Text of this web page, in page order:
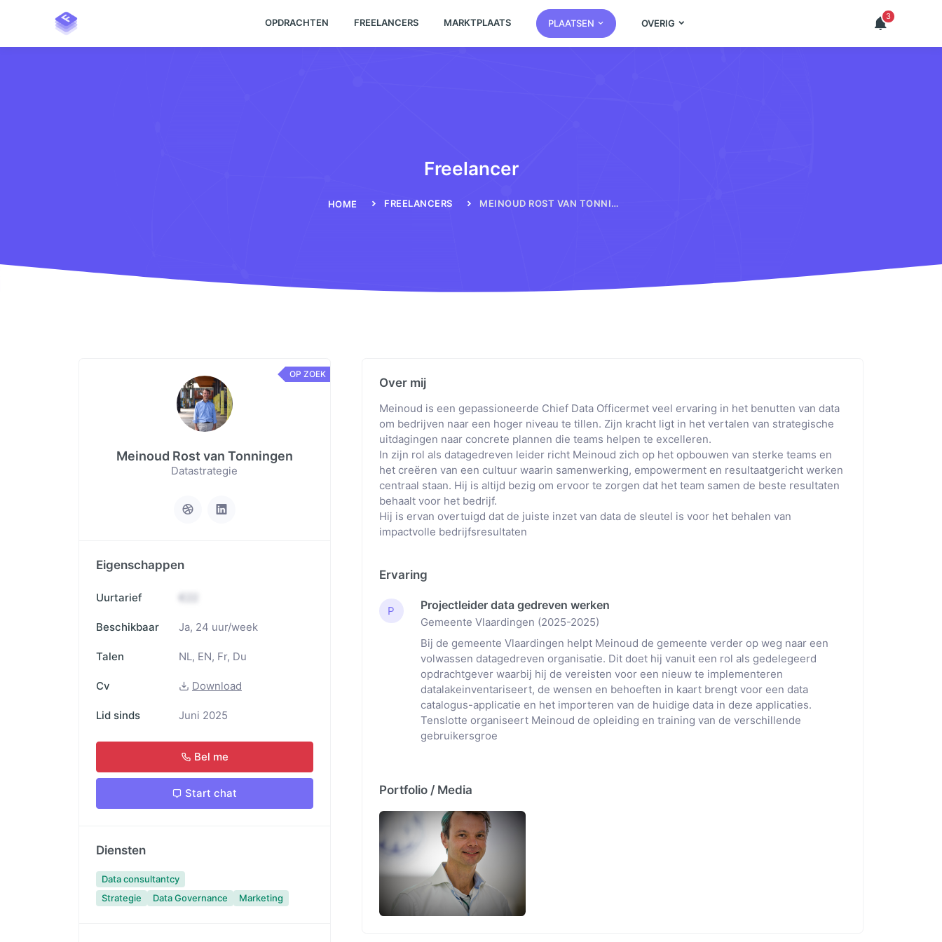
Onbekend › contact
OPDRACHTEN FREELANCERS MARKTPLAATS PLAATSEN OVERIG
3
Freelancer
HOME FREELANCERS MEINOUD ROST VAN TONNINGEN
OP ZOEK
Meinoud Rost van Tonningen
Datastrategie
Eigenschappen
Uurtarief €22
Beschikbaar Ja, 24 uur/week
Talen NL, EN, Fr, Du
Cv Download
Lid sinds Juni 2025
Bel me
Start chat
Diensten
Data consultantcy
Strategie
Data Governance Marketing
Over mij
Meinoud is een gepassioneerde Chief Data Officermet veel ervaring in het benutten van data
om bedrijven naar een hoger niveau te tillen. Zijn kracht ligt in het vertalen van strategische
uitdagingen naar concrete plannen die teams helpen te excelleren.
In zijn rol als datagedreven leider richt Meinoud zich op het opbouwen van sterke teams en
het creëren van een cultuur waarin samenwerking, empowerment en resultaatgericht werken
centraal staan. Hij is altijd bezig om ervoor te zorgen dat het team samen de beste resultaten
behaalt voor het bedrijf.
Hij is ervan overtuigd dat de juiste inzet van data de sleutel is voor het behalen van
impactvolle bedrijfsresultaten
Ervaring
P Projectleider data gedreven werken
Gemeente Vlaardingen (2025-2025)
Bij de gemeente Vlaardingen helpt Meinoud de gemeente verder op weg naar een
volwassen datagedreven organisatie. Dit doet hij vanuit een rol als gedelegeerd
opdrachtgever waarbij hij de vereisten voor een nieuw te implementeren
datalakeinventariseert, de wensen en behoeften in kaart brengt voor een data
catalogus-applicatie en het importeren van de huidige data in deze applicaties.
Tenslotte organiseert Meinoud de opleiding en training van de verschillende
gebruikersgroe
Portfolio / Media